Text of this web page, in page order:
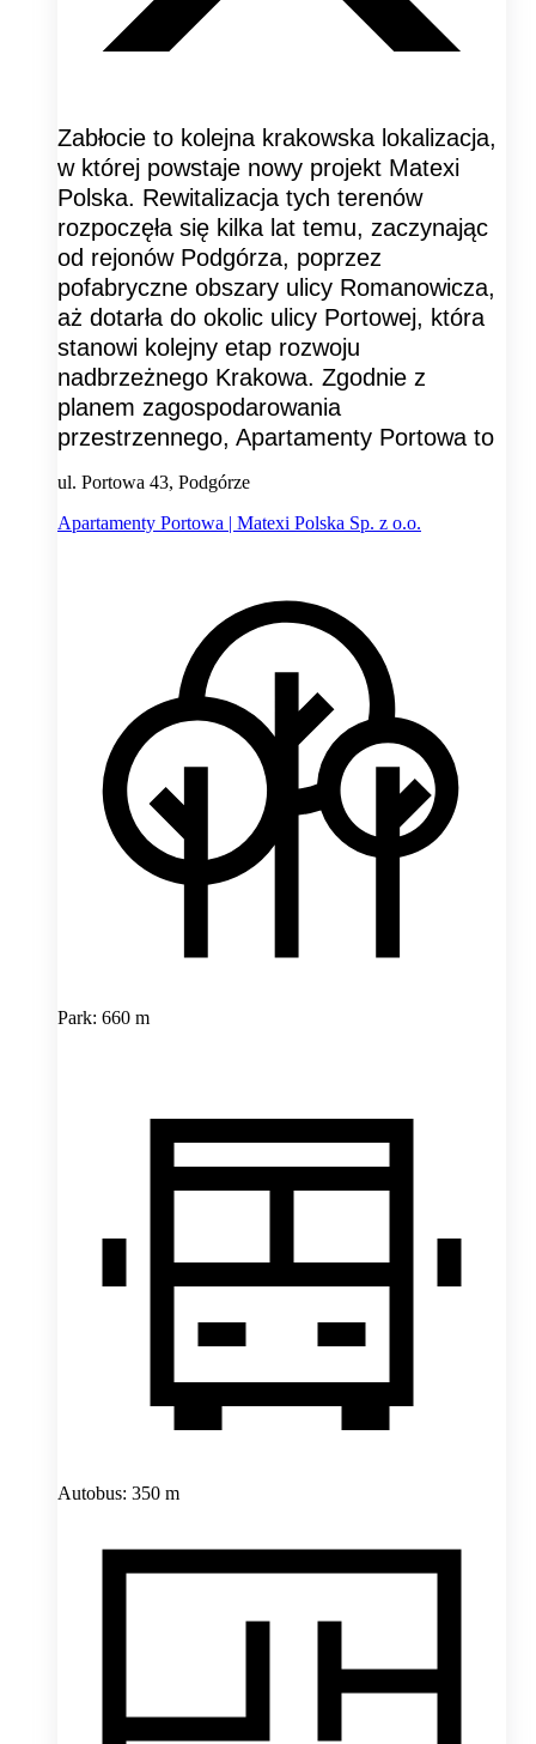
Zabłocie to kolejna krakowska lokalizacja,
w której powstaje nowy projekt Matexi
Polska. Rewitalizacja tych terenów
rozpoczęła się kilka lat temu, zaczynając
od rejonów Podgórza, poprzez
pofabryczne obszary ulicy Romanowicza,
aż dotarła do okolic ulicy Portowej, która
stanowi kolejny etap rozwoju
nadbrzeżnego Krakowa. Zgodnie z
planem zagospodarowania
przestrzennego, Apartamenty Portowa to
ul. Portowa 43, Podgórze
Apartamenty Portowa | Matexi Polska Sp. z o.o.
Park: 660 m
Autobus: 350 m